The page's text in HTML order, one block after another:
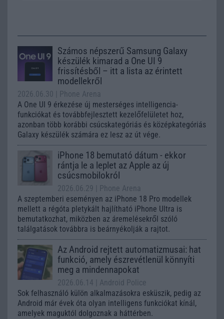
Számos népszerű Samsung Galaxy
készülék kimarad a One UI 9
frissítésből – itt a lista az érintett
modellekről
2026.06.30
| Phone Arena
A One UI 9 érkezése új mesterséges intelligencia-
funkciókat és továbbfejlesztett kezelőfelületet hoz,
azonban több korábbi csúcskategóriás és középkategóriás
Galaxy készülék számára ez lesz az út vége.
iPhone 18 bemutató dátum - ekkor
rántja le a leplet az Apple az új
csúcsmobilokról
2026.06.29
| Phone Arena
A szeptemberi eseményen az iPhone 18 Pro modellek
mellett a régóta pletykált hajlítható iPhone Ultra is
bemutatkozhat, miközben az áremelésekről szóló
találgatások továbbra is beárnyékolják a rajtot.
Az Android rejtett automatizmusai: hat
funkció, amely észrevétlenül könnyíti
meg a mindennapokat
2026.06.14
| Android Police
Sok felhasználó külön alkalmazásokra esküszik, pedig az
Android már évek óta olyan intelligens funkciókat kínál,
amelyek maguktól dolgoznak a háttérben.